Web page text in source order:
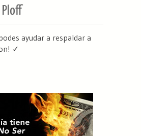
Ploff
ayudar a respaldar a
! ✓